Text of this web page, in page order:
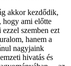
akkor kezdődik,
hogy ami előtte
szemben ezt
hanem a
nagyjaink
hivatás és